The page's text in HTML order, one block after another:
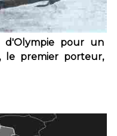
pour un
le premier porteur,